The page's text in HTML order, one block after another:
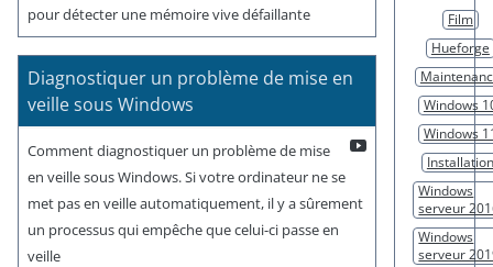
pour détecter une mémoire vive défaillante
Diagnostiquer un problème de mise en
veille sous Windows
Comment diagnostiquer un problème de mise
en veille sous Windows. Si votre ordinateur ne se
met pas en veille automatiquement, il y a sûrement
un processus qui empêche que celui-ci passe en
veille
Film
Hueforge
Windows
Windows
Installation
Windows
serveur
Windows
serveur